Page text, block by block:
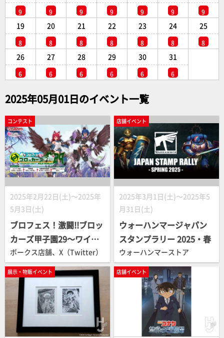
9 9 9 9 9 9 9
19
8
20
8
21
8
22
8
23
8
24
8
25
8
26
6
27
6
28
6
29
6
30
6
31
6
2025年05月01日のイベント一覧
コンテスト
2025年2月22日(土)～2025年
5月3日(土)
ブロフェス！激闘!!ブロッ
カーズ甲子園29～ワイル
ドワールド～
ボークス店舗、X（Twitter）
店舗イベント
2025年3月1日(土)～2025年5
月31日(土)
ウォーハンマージャパン
スタンプラリー 2025・春
ウォーハンマーストア
展示・物販イベント 店舗イベント